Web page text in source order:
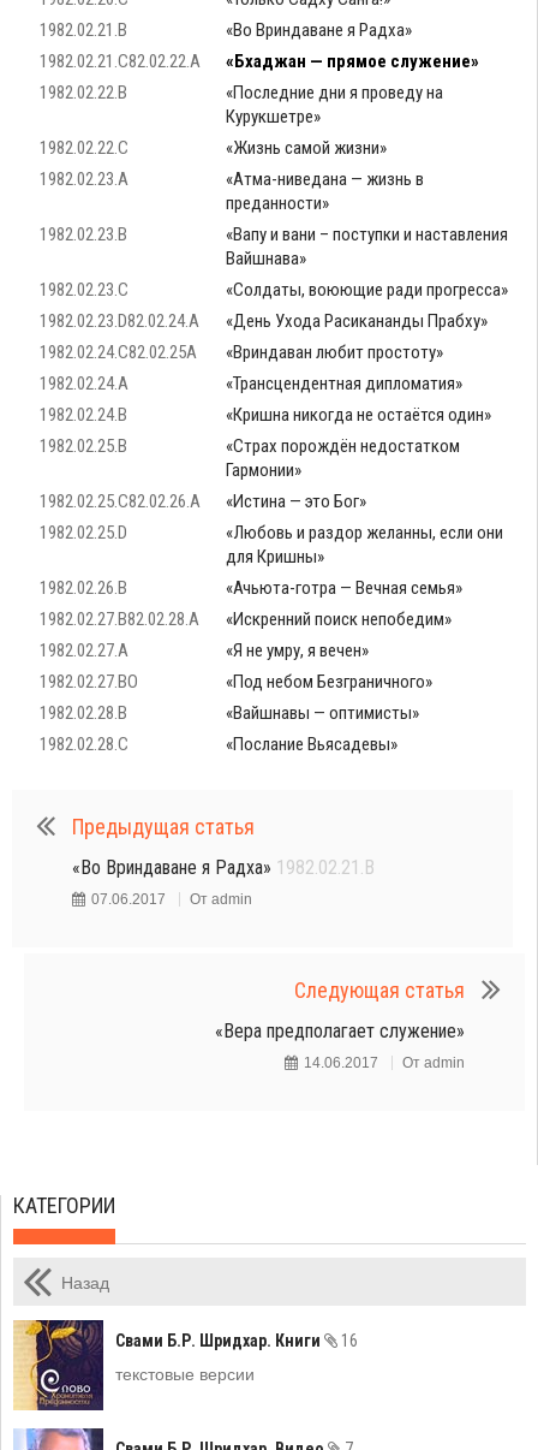
1982.02.21.B
«Во Вриндаване я Радха»
1982.02.21.C82.02.22.A
«Бхаджан — прямое служение»
1982.02.22.B
«Последние дни я проведу на
Курукшетре»
1982.02.22.C
«Жизнь самой жизни»
1982.02.23.A
«Атма-ниведана — жизнь в
преданности»
1982.02.23.B
«Вапу и вани – поступки и наставления
Вайшнава»
1982.02.23.C
«Солдаты, воюющие ради прогресса»
1982.02.23.D82.02.24.A
«День Ухода Расикананды Прабху»
1982.02.24.C82.02.25A
«Вриндаван любит простоту»
1982.02.24.A
«Трансцендентная дипломатия»
1982.02.24.B
«Кришна никогда не остаётся один»
1982.02.25.B
«Страх порождён недостатком
Гармонии»
1982.02.25.C82.02.26.A
«Истина — это Бог»
1982.02.25.D
«Любовь и раздор желанны, если они
для Кришны»
1982.02.26.B
«Ачьюта-готра — Вечная семья»
1982.02.27.B82.02.28.A
«Искренний поиск непобедим»
1982.02.27.A
«Я не умру, я вечен»
1982.02.27.BO
«Под небом Безграничного»
1982.02.28.B
«Вайшнавы — оптимисты»
1982.02.28.C
«Послание Вьясадевы»
Предыдущая статья
«Во Вриндаване я Радха» 1982.02.21.B
07.06.2017 От admin
Следующая статья
«Вера предполагает служение»
14.06.2017 От admin
КАТЕГОРИИ
Назад
Свами Б.Р. Шридхар. Книги
16
текстовые версии